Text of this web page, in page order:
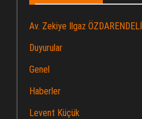
Av. Zekiye Ilgaz ÖZDARENDELİ
Duyurular
Genel
Haberler
Levent Küçük